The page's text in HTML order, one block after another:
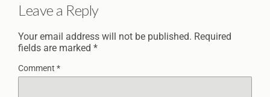
Leave a Reply
Your email address will not be published. Required
fields are marked *
Comment *